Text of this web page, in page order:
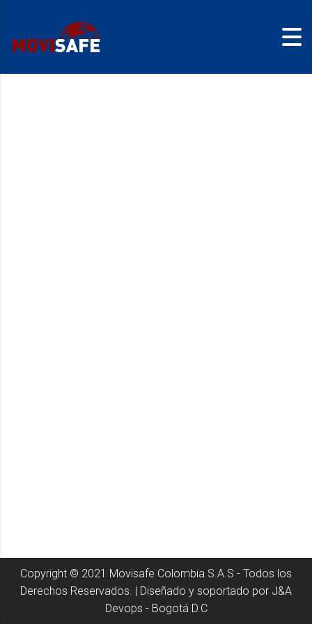
Copyright © 2021 Movisafe Colombia S.A.S - Todos los
Derechos Reservados. | Diseñado y soportado por J&A
Devops - Bogotá D.C